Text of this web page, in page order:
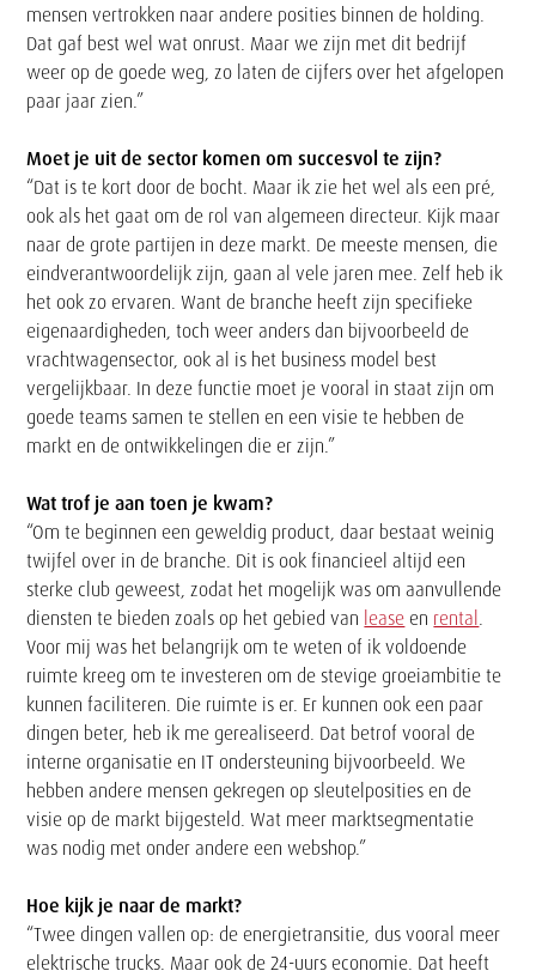
mensen vertrokken naar andere posities binnen de holding.
Dat gaf best wel wat onrust. Maar we zijn met dit bedrijf
weer op de goede weg, zo laten de cijfers over het afgelopen
paar jaar zien.”
Moet je uit de sector komen om succesvol te zijn?
“Dat is te kort door de bocht. Maar ik zie het wel als een pré,
ook als het gaat om de rol van algemeen directeur. Kijk maar
naar de grote partijen in deze markt. De meeste mensen, die
eindverantwoordelijk zijn, gaan al vele jaren mee. Zelf heb ik
het ook zo ervaren. Want de branche heeft zijn specifieke
eigenaardigheden, toch weer anders dan bijvoorbeeld de
vrachtwagensector, ook al is het business model best
vergelijkbaar. In deze functie moet je vooral in staat zijn om
goede teams samen te stellen en een visie te hebben de
markt en de ontwikkelingen die er zijn.”
Wat trof je aan toen je kwam?
“Om te beginnen een geweldig product, daar bestaat weinig
twijfel over in de branche. Dit is ook financieel altijd een
sterke club geweest, zodat het mogelijk was om aanvullende
diensten te bieden zoals op het gebied van lease en rental .
Voor mij was het belangrijk om te weten of ik voldoende
ruimte kreeg om te investeren om de stevige groeiambitie te
kunnen faciliteren. Die ruimte is er. Er kunnen ook een paar
dingen beter, heb ik me gerealiseerd. Dat betrof vooral de
interne organisatie en IT ondersteuning bijvoorbeeld. We
hebben andere mensen gekregen op sleutelposities en de
visie op de markt bijgesteld. Wat meer marktsegmentatie
was nodig met onder andere een webshop.”
Hoe kijk je naar de markt?
“Twee dingen vallen op: de energietransitie, dus vooral meer
elektrische trucks. Maar ook de 24-uurs economie. Dat heeft